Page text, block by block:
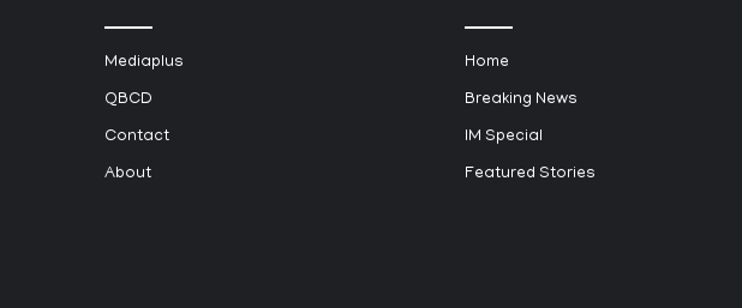
Mediaplus
QBCD
Contact
About
Home
Breaking News
IM Special
Featured Stories